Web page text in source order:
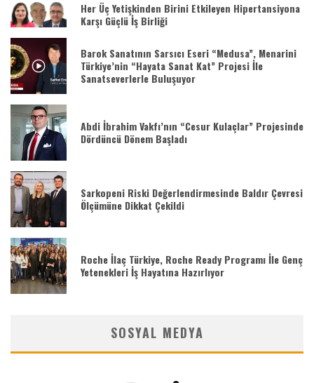
Her Üç Yetişkinden Birini Etkileyen Hipertansiyona
Karşı Güçlü İş Birliği
Barok Sanatının Sarsıcı Eseri “Medusa”, Menarini
Türkiye’nin “Hayata Sanat Kat” Projesi İle
Sanatseverlerle Buluşuyor
Abdi İbrahim Vakfı’nın “Cesur Kulaçlar” Projesinde
Dördüncü Dönem Başladı
Sarkopeni Riski Değerlendirmesinde Baldır Çevresi
Ölçümüne Dikkat Çekildi
Roche İlaç Türkiye, Roche Ready Programı İle Genç
Yetenekleri İş Hayatına Hazırlıyor
SOSYAL MEDYA